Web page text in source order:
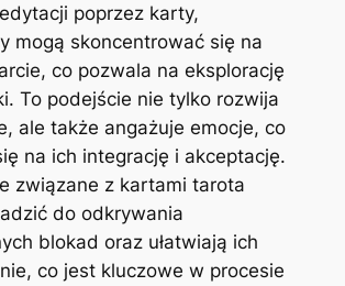
poprzez karty,
mogą skoncentrować się na
co pozwala na eksplorację
To podejście nie tylko rozwija
ale także angażuje emocje, co
na ich integrację i akceptację.
związane z kartami tarota
do odkrywania
blokad oraz ułatwiają ich
co jest kluczowe w procesie